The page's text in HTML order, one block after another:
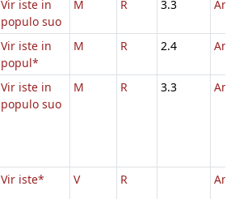
Vir iste in
populo suo
M R 3.3
Vir iste in
popul*
M R 2.4
Vir iste in
populo suo
M R 3.3
Vir iste* V R